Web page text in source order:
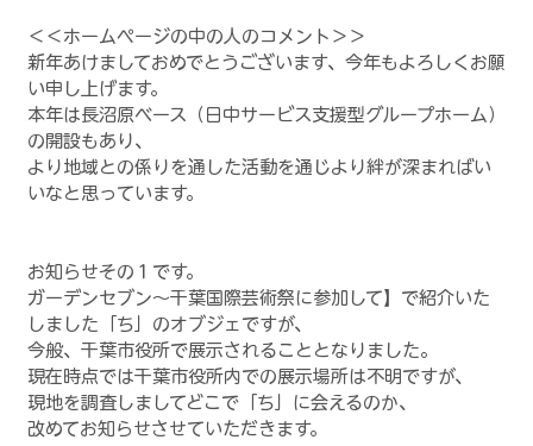
＜＜ホームページの中の人のコメント＞＞
新年あけましておめでとうございます、今年もよろしくお願
い申し上げます。
本年は長沼原ベース（日中サービス支援型グループホーム）
の開設もあり、
より地域との係りを通した活動を通じより絆が深まればい
いなと思っています。
お知らせその１です。
ガーデンセブン～千葉国際芸術祭に参加して】で紹介いた
しました「ち」のオブジェですが、
今般、千葉市役所で展示されることとなりました。
現在時点では千葉市役所内での展示場所は不明ですが、
現地を調査しましてどこで「ち」に会えるのか、
改めてお知らせさせていただきます。